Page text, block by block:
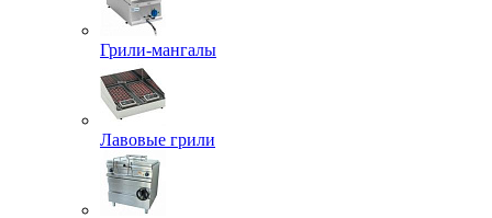
Грили-мангалы
Лавовые грили